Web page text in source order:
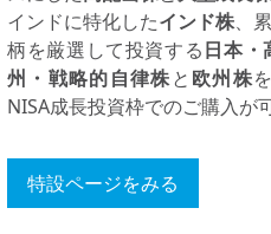
インドに特化したインド株、
柄を厳選して投資する日本・
州・戦略的自律株と 欧州株
NISA成長投資枠でのご購入が
特設ページをみる